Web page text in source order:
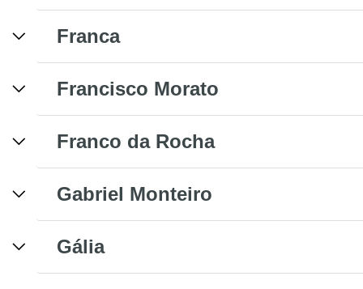
Franca
Francisco Morato
Franco da Rocha
Gabriel Monteiro
Gália